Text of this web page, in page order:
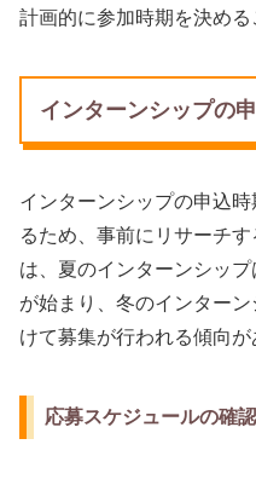
計画的に参加時期を決める
インターンシップの
インターンシップの申込
るため、事前にリサーチ
は、夏のインターンシッ
が始まり、冬のインター
けて募集が行われる傾向が
応募スケジュールの確認